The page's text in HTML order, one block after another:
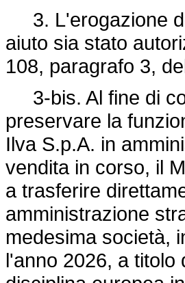
3. L'erogazione
aiuto sia stato
108, paragrafo 3,
3-bis. Al fine di
preservare la
Ilva S.p.A. in
vendita in corso, il
a trasferire
amministrazione
medesima società,
l'anno 2026, a titolo